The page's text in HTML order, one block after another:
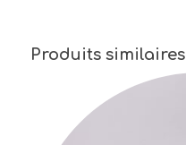
Produits similaires